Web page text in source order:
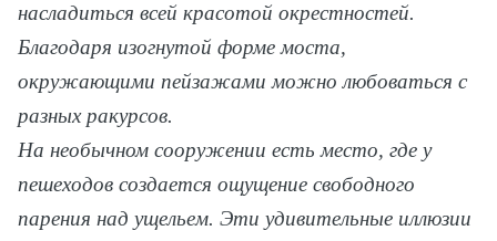
насладиться всей красотой окрестностей.
Благодаря изогнутой форме моста,
окружающими пейзажами можно любоваться с
разных ракурсов.
На необычном сооружении есть место, где у
пешеходов создается ощущение свободного
парения над ущельем. Эти удивительные иллюзии